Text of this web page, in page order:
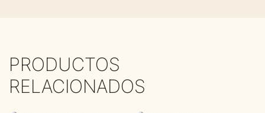
PRODUCTOS
RELACIONADOS